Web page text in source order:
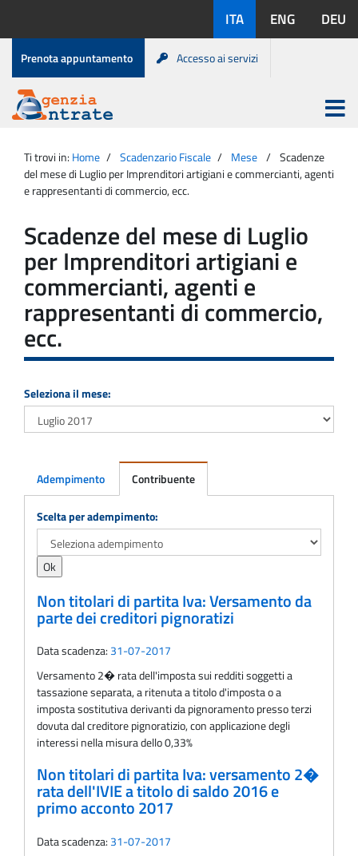
contenuto
disponibili:
ITA ENG DEU
Menu
di
servizio
Prenota appuntamento Accesso ai servizi
Agenzia
Entrate
Apri
menu
principale
Ti trovi in: Home Scadenzario Fiscale Mese
Scadenze
del mese di Luglio per Imprenditori artigiani e commercianti, agenti
e rappresentanti di commercio, ecc.
Scadenze del mese di Luglio
per Imprenditori artigiani e
commercianti, agenti e
rappresentanti di commercio,
ecc.
Seleziona il mese:
Adempimento Contribuente
Adempimento
Scelta per adempimento:
Non titolari di partita Iva: Versamento da
parte dei creditori pignoratizi
Data scadenza: 31-07-2017
Versamento 2� rata dell'imposta sui redditi soggetti a
tassazione separata, a ritenuta a titolo d'imposta o a
imposta sostitutiva derivanti da pignoramento presso terzi
dovuta dal creditore pignoratizio, con applicazione degli
interessi nella misura dello 0,33%
Non titolari di partita Iva: versamento 2�
rata dell'IVIE a titolo di saldo 2016 e
primo acconto 2017
Data scadenza: 31-07-2017